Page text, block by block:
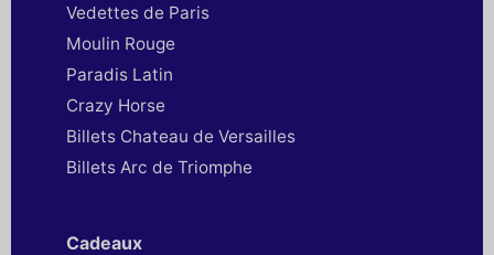
Vedettes de Paris
Moulin Rouge
Paradis Latin
Crazy Horse
Billets Chateau de Versailles
Billets Arc de Triomphe
Cadeaux